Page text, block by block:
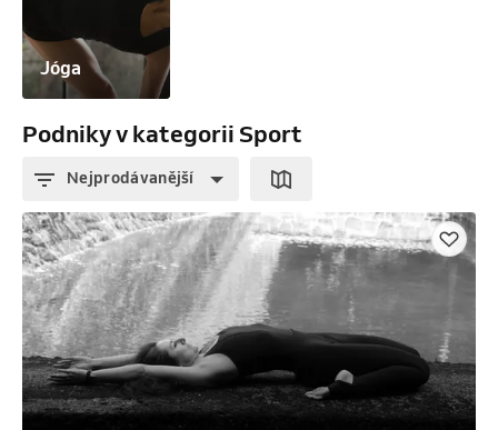
Jóga
Podniky v kategorii Sport
Nejprodávanější